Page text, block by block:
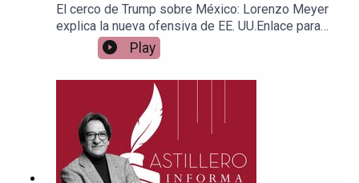
El cerco de Trump sobre México: Lorenzo Meyer
explica la nueva ofensiva de EE. UU.Enlace para
apoyar vía
Patreon:https://www.patreon.com/julioastilleroEnl
PayPal:https://www.paypal.me/julioastilleroCuent
a para hacer transferencias a cuenta BBVA a
nombre de Julio Hernández López:
1539408017CLABE: 012 320 01539408017
2Tienda:https://julioastillerotienda.com/
Play